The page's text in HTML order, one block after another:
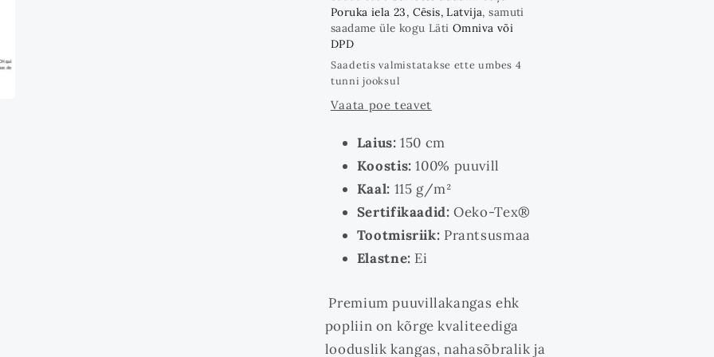
Poruka iela 23, Cēsis, Latvija, samuti
saadame üle kogu LätiOmniva või
DPD
Saadetis valmistatakse ette umbes 4
tunni jooksul
Vaata poe teavet
Laius: 150 cm
Koostis: 100% puuvill
Kaal: 115 g/m²
Sertifikaadid: Oeko-Tex®
Tootmisriik: Prantsusmaa
Elastne: Ei
Premium puuvillakangas ehk
popliin on kõrge kvaliteediga
looduslik kangas, nahasõbralik ja